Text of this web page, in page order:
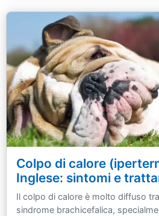
Colpo di calore
Inglese: sintomi e
Il colpo di calore è molto diffuso
sindrome brachicefalica,